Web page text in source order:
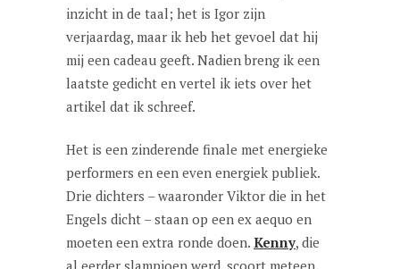
inzicht in de taal; het is Igor zijn
verjaardag, maar ik heb het gevoel dat hij
mij een cadeau geeft. Nadien breng ik een
laatste gedicht en vertel ik iets over het
artikel dat ik schreef.
Het is een zinderende finale met energieke
performers en een even energiek publiek.
Drie dichters – waaronder Viktor die in het
Engels dicht – staan op een ex aequo en
moeten een extra ronde doen. Kenny, die
al eerder slampioen werd, scoort meteen